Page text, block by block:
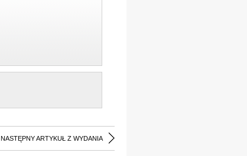
NASTĘPNY ARTYKUŁ Z WYDANIA